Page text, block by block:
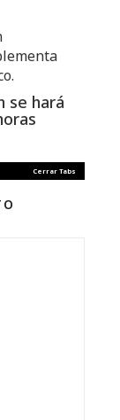
se hará
Cerrar Tabs